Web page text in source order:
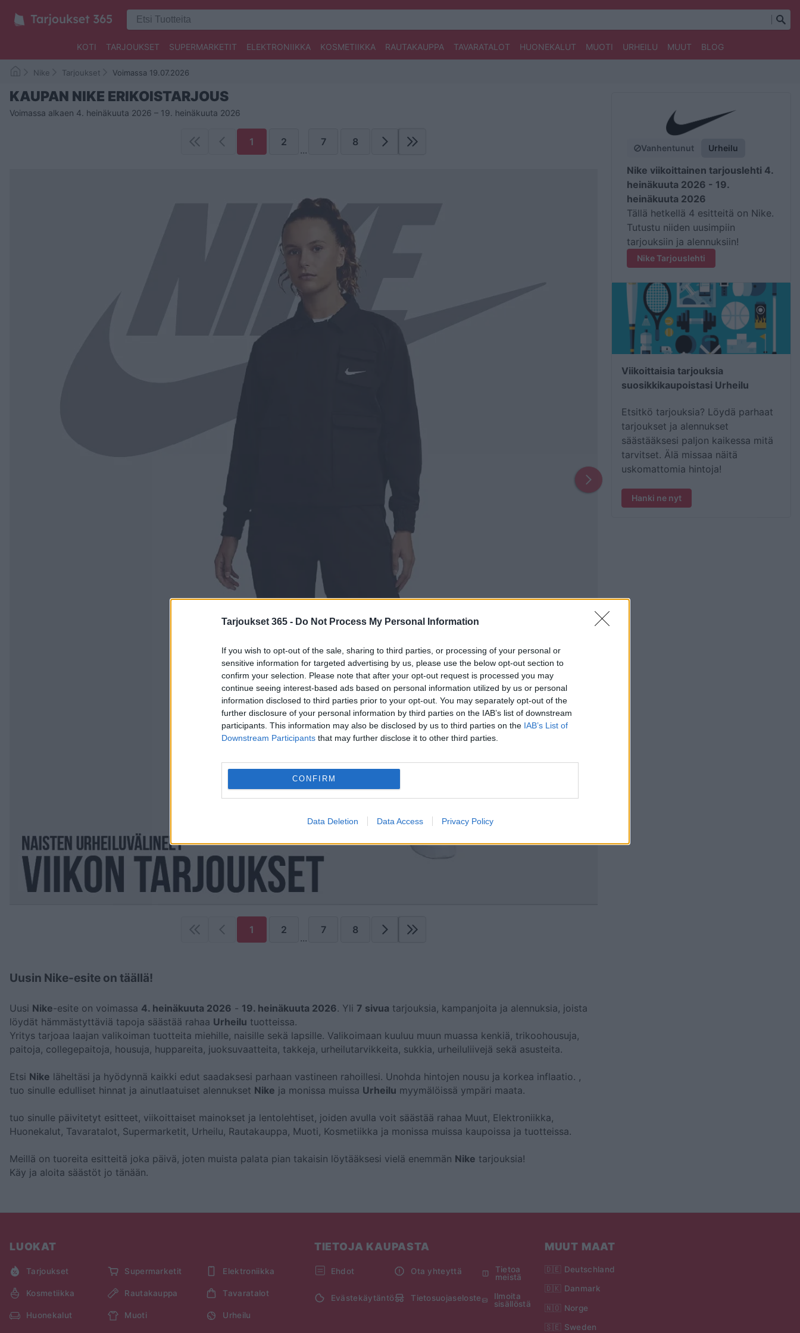
Tarjoukset 365 - Do Not Process My Personal Information
If you wish to opt-out of the sale, sharing to third parties, or processing of your personal or
sensitive information for targeted advertising by us, please use the below opt-out section to
confirm your selection. Please note that after your opt-out request is processed you may
continue seeing interest-based ads based on personal information utilized by us or personal
information disclosed to third parties prior to your opt-out. You may separately opt-out of the
further disclosure of your personal information by third parties on the IAB’s list of downstream
participants. This information may also be disclosed by us to third parties on the IAB’s List of
Downstream Participants that may further disclose it to other third parties.
CONFIRM
Data Deletion Data Access Privacy Policy
KOTI TARJOUKSET SUPERMARKETIT ELEKTRONIIKKA KOSMETIIKKA RAUTAKAUPPA TAVARATALOT HUONEKALUT MUOTI URHEILU MUUT BLOG
Nike Tarjoukset Voimassa 19.07.2026
KAUPAN NIKE ERIKOISTARJOUS
Voimassa alkaen 4. heinäkuuta 2026 – 19. heinäkuuta 2026
1 2
...
7 8
1 2
...
7 8
Uusin Nike-esite on täällä!
Uusi Nike-esite on voimassa 4. heinäkuuta 2026 - 19. heinäkuuta 2026 . Yli 7 sivua tarjouksia, kampanjoita ja alennuksia, joista
löydät hämmästyttäviä tapoja säästää rahaa Urheilu tuotteissa.
Yritys tarjoaa laajan valikoiman tuotteita miehille, naisille sekä lapsille. Valikoimaan kuuluu muun muassa kenkiä, trikoohousuja,
paitoja, collegepaitoja, housuja, huppareita, juoksuvaatteita, takkeja, urheilutarvikkeita, sukkia, urheiluliivejä sekä asusteita.
Etsi Nike läheltäsi ja hyödynnä kaikki edut saadaksesi parhaan vastineen rahoillesi. Unohda hintojen nousu ja korkea inflaatio. ,
tuo sinulle edulliset hinnat ja ainutlaatuiset alennukset Nike ja monissa muissa Urheilu myymälöissä ympäri maata.
tuo sinulle päivitetyt esitteet, viikoittaiset mainokset ja lentolehtiset, joiden avulla voit säästää rahaa Muut, Elektroniikka,
Huonekalut, Tavaratalot, Supermarketit, Urheilu, Rautakauppa, Muoti, Kosmetiikka ja monissa muissa kaupoissa ja tuotteissa.
Meillä on tuoreita esitteitä joka päivä, joten muista palata pian takaisin löytääksesi vielä enemmän Nike tarjouksia!
Käy ja aloita säästöt jo tänään.
Vanhentunut Urheilu
Nike viikoittainen tarjouslehti 4.
heinäkuuta 2026 - 19.
heinäkuuta 2026
Tällä hetkellä 4 esitteitä on Nike.
Tutustu niiden uusimpiin
tarjouksiin ja alennuksiin!
Nike Tarjouslehti
Viikoittaisia tarjouksia
suosikkikaupoistasi Urheilu
Etsitkö tarjouksia? Löydä parhaat
tarjoukset ja alennukset
säästääksesi paljon kaikessa mitä
tarvitset. Älä missaa näitä
uskomattomia hintoja!
Hanki ne nyt
LUOKAT
Tarjoukset Supermarketit Elektroniikka
Kosmetiikka Rautakauppa Tavaratalot
Huonekalut Muoti Urheilu
TIETOJA KAUPASTA
Ehdot Ota yhteyttä
Tietoa
meistä
Evästekäytäntö Tietosuojaseloste
Ilmoita
sisällöstä
MUUT MAAT
🇩🇪 Deutschland
🇩🇰 Danmark
🇳🇴 Norge
🇸🇪 Sweden